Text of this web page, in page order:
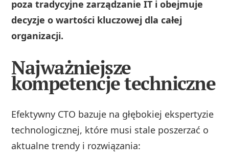
poza tradycyjne zarządzanie IT i obejmuje
decyzje o wartości kluczowej dla całej
organizacji.
Najważniejsze
kompetencje techniczne
Efektywny CTO bazuje na głębokiej ekspertyzie
technologicznej, które musi stale poszerzać o
aktualne trendy i rozwiązania: